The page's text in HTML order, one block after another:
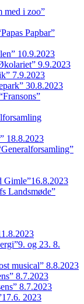
med i zoo”
Papbar”
10.9.2023
9.9.2023
7.9.2023
30.8.2023
18.8.2023
Gimle”16.8.2023
Landsmøde”
og 23. 8.
musical” 8.8.2023
8.7.2023
8.7.2023
2023